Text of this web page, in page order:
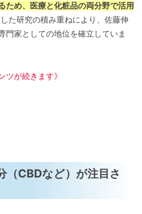
ため、医療と化粧品の両分野で活用
た研究の積み重ねにより、佐藤伸
門家としての地位を確立していま
ツが続きます》
（CBDなど）が注目さ